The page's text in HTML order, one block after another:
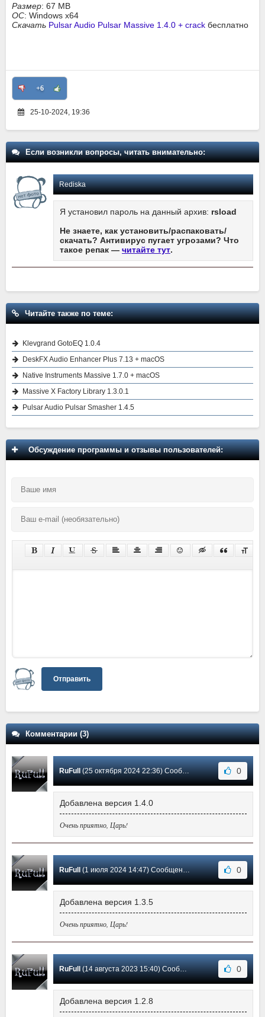
Размер: 67 MB
ОС: Windows x64
Скачать Pulsar Audio Pulsar Massive 1.4.0 + crack бесплатно
+6
25-10-2024, 19:36
Если возникли вопросы, читать внимательно:
Rediska
Я установил пароль на данный архив: rsload
Не знаете, как установить/распаковать/
скачать? Антивирус пугает угрозами? Что
такое репак — читайте тут.
Читайте также по теме:
Klevgrand GotoEQ 1.0.4
DeskFX Audio Enhancer Plus 7.13 + macOS
Native Instruments Massive 1.7.0 + macOS
Massive X Factory Library 1.3.0.1
Pulsar Audio Pulsar Smasher 1.4.5
Обсуждение программы и отзывы пользователей:
Отправить
Комментарии (3)
RuFull (25 октября 2024 22:36) Сообщение #3 0
Добавлена версия 1.4.0
Очень приятно, Царь!
RuFull (1 июля 2024 14:47) Сообщение #2 0
Добавлена версия 1.3.5
Очень приятно, Царь!
RuFull (14 августа 2023 15:40) Сообщение #1 0
Добавлена версия 1.2.8